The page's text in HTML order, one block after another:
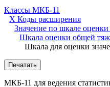
Классы МКБ-11
X Коды расширения
Значение по шкале оценки
Шкала оценки общей
Шкала для оценки
Печатать
МКБ-11 для ведения